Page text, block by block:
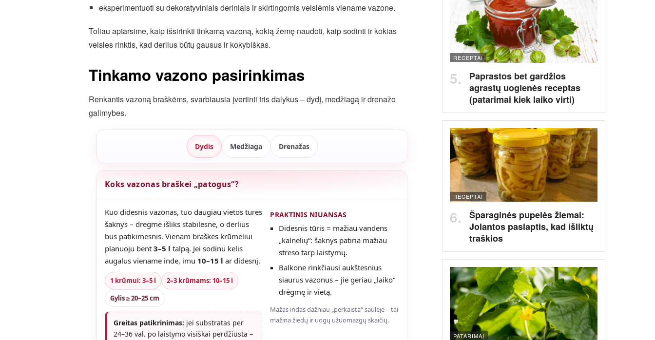
eksperimentuoti su dekoratyviniais deriniais ir skirtingomis veislėmis viename vazone.
Toliau aptarsime, kaip išsirinkti tinkamą vazoną, kokią žemę naudoti, kaip sodinti ir kokias
veisles rinktis, kad derlius būtų gausus ir kokybiškas.
Tinkamo vazono pasirinkimas
Renkantis vazoną braškėms, svarbiausia įvertinti tris dalykus – dydį, medžiagą ir drenažo
galimybes.
Dydis Medžiaga Drenažas
Koks vazonas braškei „patogus“?
Kuo didesnis vazonas, tuo daugiau vietos turės
šaknys – drėgmė išliks stabilesnė, o derlius
bus patikimesnis. Vienam braškės krūmeliui
planuoju bent 3–5 l talpą. Jei sodinu kelis
augalus viename inde, imu 10–15 l ar didesnį.
1 krūmui: 3–5 l
2–3 krūmams: 10–15 l
Gylis ≥ 20–25 cm
Greitas patikrinimas: jei substratas per
24–36 val. po laistymo visiškai perdžiūsta –
PRAKTINIS NIUANSAS
Didesnis tūris = mažiau vandens
„kalnelių“: šaknys patiria mažiau
streso tarp laistymų.
Balkone rinkčiausi aukštesnius
siaurus vazonus – jie geriau „laiko“
drėgmę ir vietą.
Mažas indas dažniau „perkaista“ saulėje – tai
mažina žiedų ir uogų užuomazgų skaičių.
RECEPTAI
Paprastos bet gardžios
agrastų uogienės receptas
(patarimai kiek laiko virti)
RECEPTAI
Šparaginės pupelės žiemai:
Jolantos paslaptis, kad išliktų
traškios
PATARIMAI